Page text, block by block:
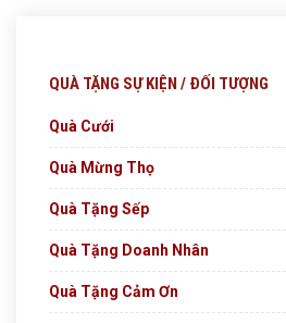
QUÀ TẶNG SỰ KIỆN / ĐỐI TƯỢNG
Quà Cưới
Quà Mừng Thọ
Quà Tặng Sếp
Quà Tặng Doanh Nhân
Quà Tặng Cảm Ơn